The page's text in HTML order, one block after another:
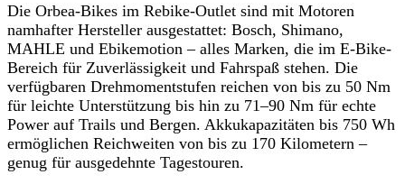
Die Orbea-Bikes im Rebike-Outlet sind mit Motoren
namhafter Hersteller ausgestattet: Bosch, Shimano,
MAHLE und Ebikemotion – alles Marken, die im E-Bike-
Bereich für Zuverlässigkeit und Fahrspaß stehen. Die
verfügbaren Drehmomentstufen reichen von bis zu 50 Nm
für leichte Unterstützung bis hin zu 71–90 Nm für echte
Power auf Trails und Bergen. Akkukapazitäten bis 750 Wh
ermöglichen Reichweiten von bis zu 170 Kilometern –
genug für ausgedehnte Tagestouren.